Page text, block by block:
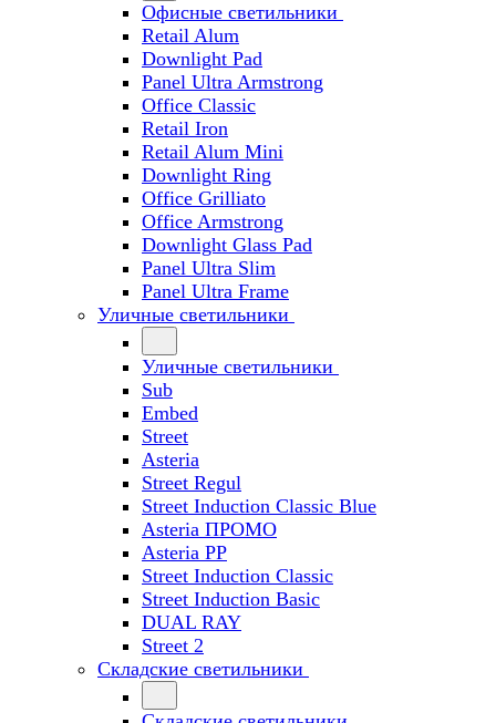
Офисные светильники
Retail Alum
Downlight Pad
Panel Ultra Armstrong
Office Classic
Retail Iron
Retail Alum Mini
Downlight Ring
Office Grilliato
Office Armstrong
Downlight Glass Pad
Panel Ultra Slim
Panel Ultra Frame
Уличные светильники
Уличные светильники
Sub
Embed
Street
Asteria
Street Regul
Street Induction Classic Blue
Asteria ПРОМО
Asteria PP
Street Induction Classic
Street Induction Basic
DUAL RAY
Street 2
Складские светильники